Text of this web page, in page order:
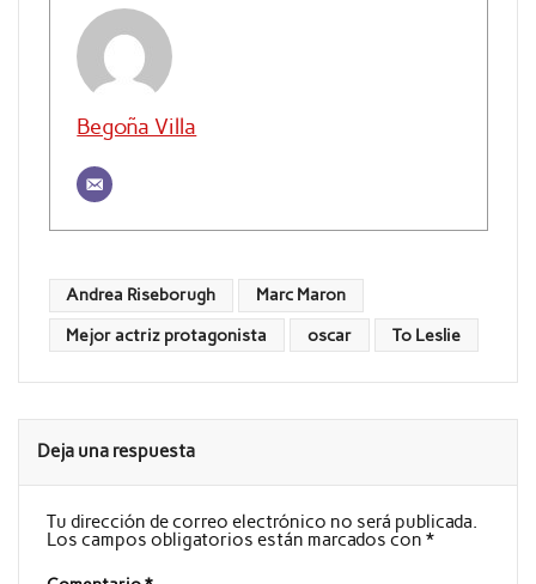
Begoña Villa
Andrea Riseborugh Marc Maron
Mejor actriz protagonista oscar To Leslie
Deja una respuesta
Tu dirección de correo electrónico no será publicada.
Los campos obligatorios están marcados con *